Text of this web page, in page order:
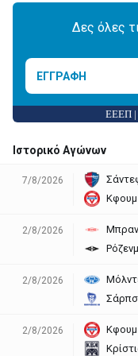
Δες όλες
ΕΓΓΡΑΦΗ
ΕΕΕΠ
Ιστορικό Αγώνων
7/8/2026
2/8/2026
Μπραν
2/8/2026
2/8/2026